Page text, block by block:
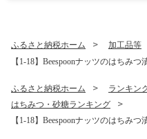
県 松阪市 松阪牛 2万円 ) 【0
02361A】
ふるさと納税ホーム 加工品等
【1-18】Beespoonナッツのはちみ
ふるさと納税ホーム ランキン
はちみつ・砂糖ランキング
【1-18】Beespoonナッツのはちみ